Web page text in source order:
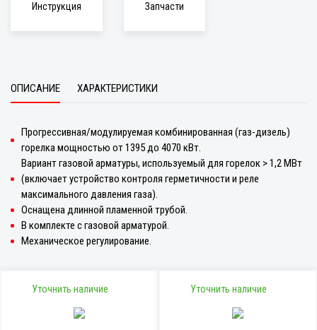
Инструкция Запчасти
ОПИСАНИЕ ХАРАКТЕРИСТИКИ
Прогрессивная/модулируемая комбинированная (газ-дизель)
горелка мощностью от 1395 до 4070 кВт.
Вариант газовой арматуры, используемый для горелок > 1,2 МВт
(включает устройство контроля герметичности и реле
максимального давления газа).
Оснащена длинной пламенной трубой.
В комплекте с газовой арматурой.
Механическое регулирование.
Уточнить наличие Уточнить наличие